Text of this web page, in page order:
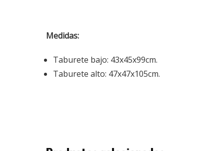
Medidas:
Taburete bajo: 43x45x99cm.
Taburete alto: 47x47x105cm.